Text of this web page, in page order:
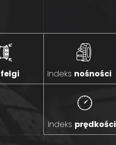
felgi Indeks nośności
Indeks prędkości